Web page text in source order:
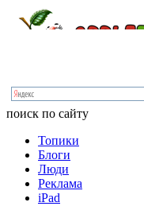
поиск по сайту
Топики
Блоги
Люди
Реклама
iPad